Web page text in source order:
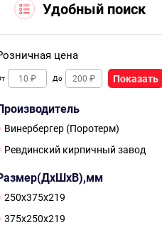
Удобный поиск
цена
До Показать
Винербергер (Поротерм)
Ревдинский кирпичный завод
250х375х219
375х250х219